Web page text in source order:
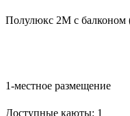
Полулюкс 2М с балконом
1-местное размещение
Доступные каюты: 1